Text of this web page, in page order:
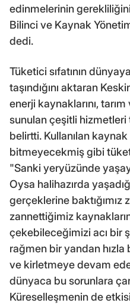
edinmelerinin
Bilinci ve Kaynak
dedi.
Tüketici sıfatının
taşındığını aktaran
enerji kaynaklarını,
sunulan çeşitli hizmetleri
belirtti. Kullanılan
bitmeyecekmiş gibi
"Sanki yeryüzünde
Oysa halihazırda
gerçeklerine baktığımız
zannettiğimiz kaynakların
çekebileceğimizi acı bir
rağmen bir yandan
ve kirletmeye devam
dünyaca bu sorunlara
Küreselleşmenin de